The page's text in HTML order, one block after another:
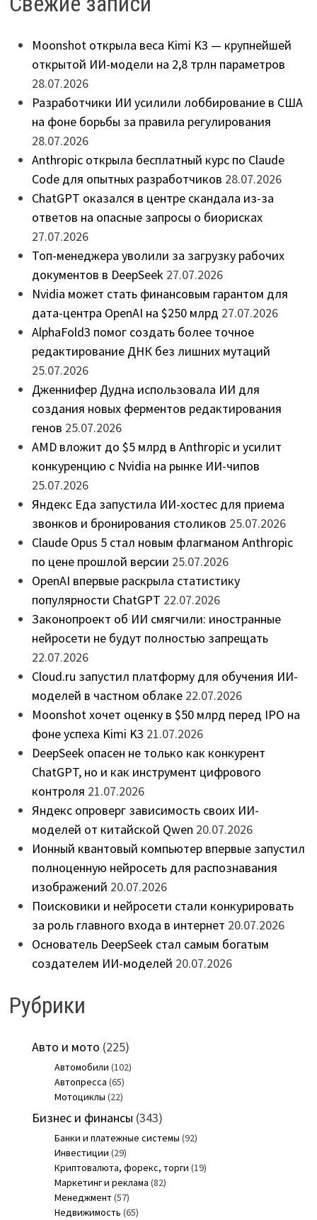
Moonshot открыла веса Kimi K3 — крупнейшей
открытой ИИ-модели на 2,8 трлн параметров
28.07.2026
Разработчики ИИ усилили лоббирование в США
на фоне борьбы за правила регулирования
28.07.2026
Anthropic открыла бесплатный курс по Claude
Code для опытных разработчиков 28.07.2026
ChatGPT оказался в центре скандала из-за
ответов на опасные запросы о биорисках
27.07.2026
Топ-менеджера уволили за загрузку рабочих
документов в DeepSeek 27.07.2026
Nvidia может стать финансовым гарантом для
дата-центра OpenAI на $250 млрд 27.07.2026
AlphaFold3 помог создать более точное
редактирование ДНК без лишних мутаций
25.07.2026
Дженнифер Дудна использовала ИИ для
создания новых ферментов редактирования
генов 25.07.2026
AMD вложит до $5 млрд в Anthropic и усилит
конкуренцию с Nvidia на рынке ИИ-чипов
25.07.2026
Яндекс Еда запустила ИИ-хостес для приема
звонков и бронирования столиков 25.07.2026
Claude Opus 5 стал новым флагманом Anthropic
по цене прошлой версии 25.07.2026
OpenAI впервые раскрыла статистику
популярности ChatGPT 22.07.2026
Законопроект об ИИ смягчили: иностранные
нейросети не будут полностью запрещать
22.07.2026
Cloud.ru запустил платформу для обучения ИИ-
моделей в частном облаке 22.07.2026
Moonshot хочет оценку в $50 млрд перед IPO на
фоне успеха Kimi K3 21.07.2026
DeepSeek опасен не только как конкурент
ChatGPT, но и как инструмент цифрового
контроля 21.07.2026
Яндекс опроверг зависимость своих ИИ-
моделей от китайской Qwen 20.07.2026
Ионный квантовый компьютер впервые запустил
полноценную нейросеть для распознавания
изображений 20.07.2026
Поисковики и нейросети стали конкурировать
за роль главного входа в интернет 20.07.2026
Основатель DeepSeek стал самым богатым
создателем ИИ-моделей 20.07.2026
Рубрики
Авто и мото (225)
Автомобили (102)
Автопресса (65)
Мотоциклы (22)
Бизнес и финансы (343)
Банки и платежные системы (92)
Инвестиции (29)
Криптовалюта, форекс, торги (19)
Маркетинг и реклама (82)
Менеджмент(57)
Недвижимость (65)